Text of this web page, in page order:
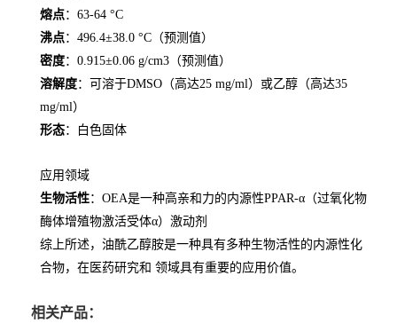
熔点：63-64 °C
沸点：496.4±38.0 °C（预测值）
密度：0.915±0.06 g/cm3（预测值）
溶解度：可溶于DMSO（高达25 mg/ml）或乙醇（高达35
mg/ml）
形态：白色固体
应用领域
生物活性：OEA是一种高亲和力的内源性PPAR-α（过氧化物
酶体增殖物激活受体α）激动剂
综上所述，油酰乙醇胺是一种具有多种生物活性的内源性化
合物，在医药研究和 领域具有重要的应用价值。
相关产品：